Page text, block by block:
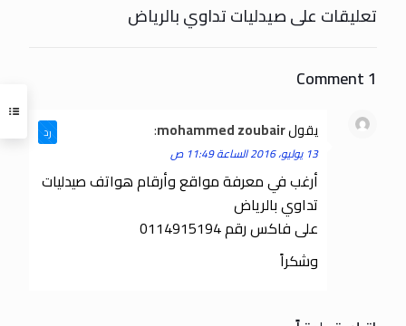
تعليقات على صيدليات تداوي بالرياض
1 Comment
يقولmohammed zoubair
:
13 يوليو، 2016 الساعة 11:49 ص
أرغب في معرفة مواقع وأرقام هواتف صيدليات
تداوي بالرياض
على فاكس رقم 0114915194
وشكراً
رد